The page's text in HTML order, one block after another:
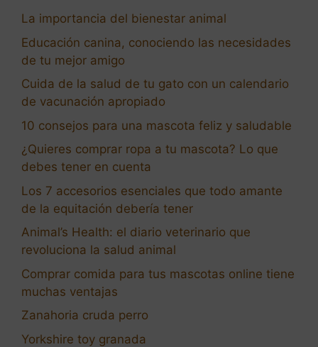
La importancia del bienestar animal
Educación canina, conociendo las necesidades
de tu mejor amigo
Cuida de la salud de tu gato con un calendario
de vacunación apropiado
10 consejos para una mascota feliz y saludable
¿Quieres comprar ropa a tu mascota? Lo que
debes tener en cuenta
Los 7 accesorios esenciales que todo amante
de la equitación debería tener
Animal’s Health: el diario veterinario que
revoluciona la salud animal
Comprar comida para tus mascotas online tiene
muchas ventajas
Zanahoria cruda perro
Yorkshire toy granada